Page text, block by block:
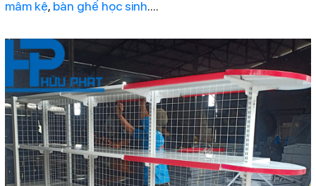
mâm kệ,bàn ghế học sinh....